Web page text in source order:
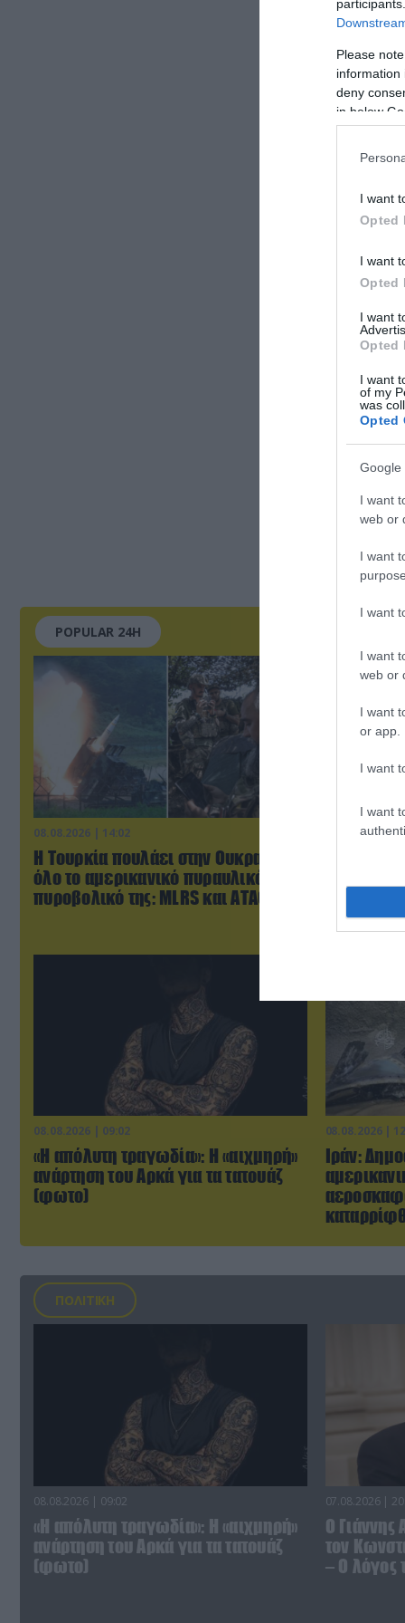
Please
information
deny
in below
I want
Opted
I want
Opted
I want
Opted
I want
of my
was
Opted
Google
I want
web or
I want
I want
I want
web or
I want
or app.
I want
I want
POPULAR 24H
08.08.2026 | 14:02
Η Τουρκία πουλάει στην Ουκρανία
όλο το αμερικανικό πυραυλικό
πυροβολικό της: MLRS και ΑΤΑCMS
08.08.2026 |
08.08.2026 | 09:02
«Η απόλυτη τραγωδία»: Η «αιχμηρή»
ανάρτηση του Αρκά για τα τατουάζ
(φωτο)
08.08.2026 |
Ιράν:
ΠΟΛΙΤΙΚΗ
08.08.2026 | 09:02
«Η απόλυτη τραγωδία»: Η «αιχμηρή»
ανάρτηση του Αρκά για τα τατουάζ
(φωτο)
07.08.2026 |
Ο
τον
– Ο λόγος